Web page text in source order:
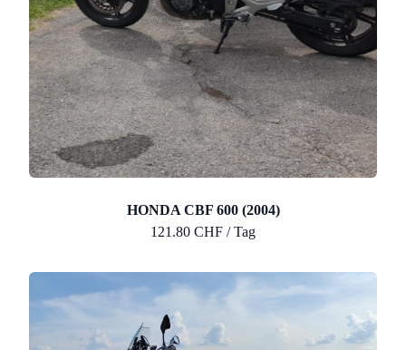
HONDA CBF 600 (2004)
121.80 CHF / Tag